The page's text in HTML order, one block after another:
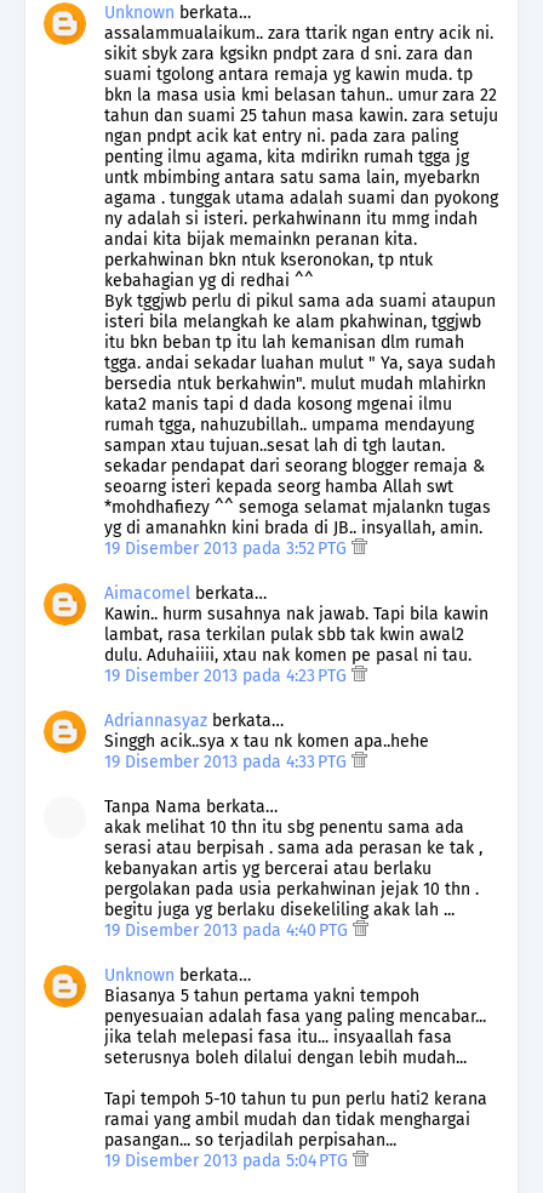
Unknown berkata…
assalammualaikum.. zara ttarik ngan entry acik ni.
sikit sbyk zara kgsikn pndpt zara d sni. zara dan
suami tgolong antara remaja yg kawin muda. tp
bkn la masa usia kmi belasan tahun.. umur zara 22
tahun dan suami 25 tahun masa kawin. zara setuju
ngan pndpt acik kat entry ni. pada zara paling
penting ilmu agama, kita mdirikn rumah tgga jg
untk mbimbing antara satu sama lain, myebarkn
agama . tunggak utama adalah suami dan pyokong
ny adalah si isteri. perkahwinann itu mmg indah
andai kita bijak memainkn peranan kita.
perkahwinan bkn ntuk kseronokan, tp ntuk
kebahagian yg di redhai ^^
Byk tggjwb perlu di pikul sama ada suami ataupun
isteri bila melangkah ke alam pkahwinan, tggjwb
itu bkn beban tp itu lah kemanisan dlm rumah
tgga. andai sekadar luahan mulut " Ya, saya sudah
bersedia ntuk berkahwin". mulut mudah mlahirkn
kata2 manis tapi d dada kosong mgenai ilmu
rumah tgga, nahuzubillah.. umpama mendayung
sampan xtau tujuan..sesat lah di tgh lautan.
sekadar pendapat dari seorang blogger remaja &
seoarng isteri kepada seorg hamba Allah swt
*mohdhafiezy ^^ semoga selamat mjalankn tugas
yg di amanahkn kini brada di JB.. insyallah, amin.
19 Disember 2013 pada 3:52 PTG
Aimacomel berkata…
Kawin.. hurm susahnya nak jawab. Tapi bila kawin
lambat, rasa terkilan pulak sbb tak kwin awal2
dulu. Aduhaiiii, xtau nak komen pe pasal ni tau.
19 Disember 2013 pada 4:23 PTG
Adriannasyaz berkata…
Singgh acik..sya x tau nk komen apa..hehe
19 Disember 2013 pada 4:33 PTG
Tanpa Nama berkata…
akak melihat 10 thn itu sbg penentu sama ada
serasi atau berpisah . sama ada perasan ke tak ,
kebanyakan artis yg bercerai atau berlaku
pergolakan pada usia perkahwinan jejak 10 thn .
begitu juga yg berlaku disekeliling akak lah ...
19 Disember 2013 pada 4:40 PTG
Unknown berkata…
Biasanya 5 tahun pertama yakni tempoh
penyesuaian adalah fasa yang paling mencabar...
jika telah melepasi fasa itu... insyaallah fasa
seterusnya boleh dilalui dengan lebih mudah...
Tapi tempoh 5-10 tahun tu pun perlu hati2 kerana
ramai yang ambil mudah dan tidak menghargai
pasangan... so terjadilah perpisahan...
19 Disember 2013 pada 5:04 PTG